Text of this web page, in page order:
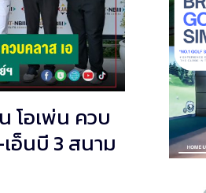
อเพ่น ควบ
เอ็นบี 3 สนาม